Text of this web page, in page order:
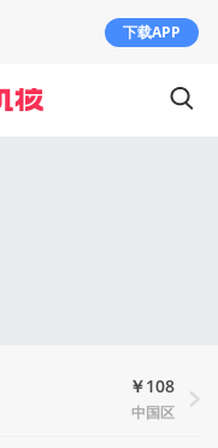
￥108
中国区
下载APP